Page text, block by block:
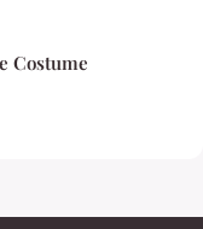
Costume